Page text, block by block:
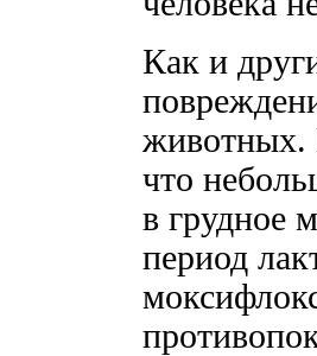
Как и
животных.
что
в грудное
период